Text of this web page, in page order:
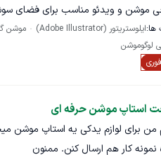
موشن و ویدئو مناسب برای فضای
ها:ایلوستریتور (Adobe Illustrator) موشن
لوگوموشن
فوری
استاپ موشن حرفه ای
من برای لوازم یدکی یه استاپ موشن
نمونه کار هم ارسال کنن. ممنون